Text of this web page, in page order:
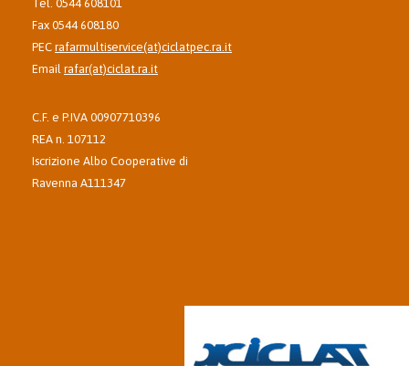
Tel. 0544 608101
Fax 0544 608180
PEC rafarmultiservice(at)ciclatpec.ra.it
Email rafar(at)ciclat.ra.it
C.F. e P.IVA 00907710396
REA n. 107112
Iscrizione Albo Cooperative di
Ravenna A111347